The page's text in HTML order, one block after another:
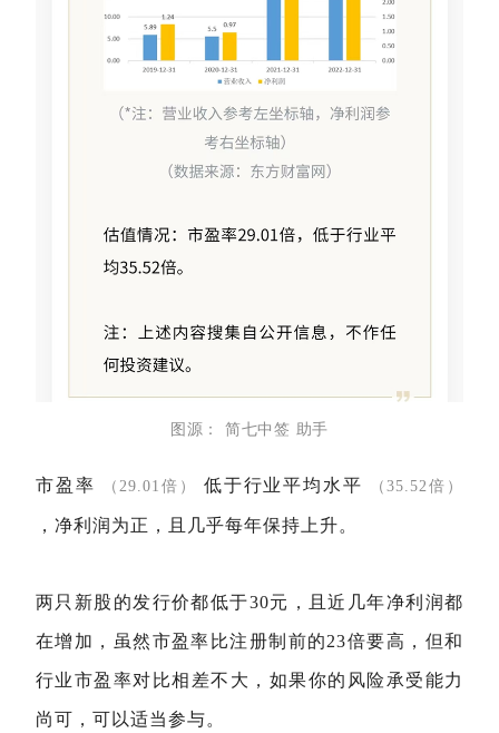
图源： 简七中签 助手
市盈率 （29.01倍） 低于行业平均水平 （35.52倍）
，净利润为正，且几乎每年保持上升。
两只新股的发行价都低于30元，且近几年净利润都
在增加，虽然市盈率比注册制前的23倍要高，但和
行业市盈率对比相差不大，如果你的风险承受能力
尚可，可以适当参与。